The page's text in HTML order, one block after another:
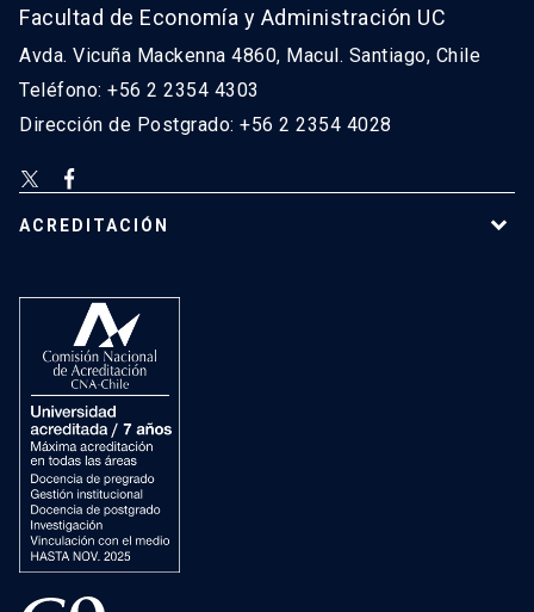
Facultad de Economía y Administración UC
Avda. Vicuña Mackenna 4860, Macul. Santiago, Chile
Teléfono: +56 2 2354 4303
Dirección de Postgrado: +56 2 2354 4028
ACREDITACIÓN